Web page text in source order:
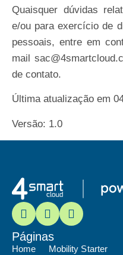
Quaisquer dúvidas
e/ou para exercício de
pessoais, entre em
mail
de contato.
Última atualização em
Versão: 1.0
Páginas
Home Mobility Starter